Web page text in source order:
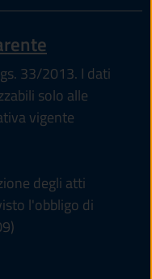
33/2013. I dati
solo alle
vigente
degli atti
l'obbligo di